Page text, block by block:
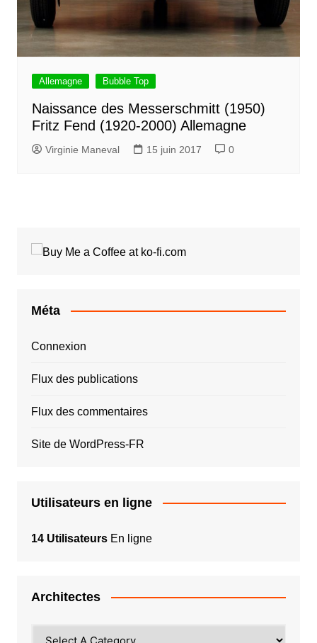
Allemagne Bubble Top
Naissance des Messerschmitt (1950)
Fritz Fend (1920-2000) Allemagne
Virginie Maneval 15 juin 2017 0
Méta
Connexion
Flux des publications
Flux des commentaires
Site de WordPress-FR
Utilisateurs en ligne
14 UtilisateursEn ligne
Architectes